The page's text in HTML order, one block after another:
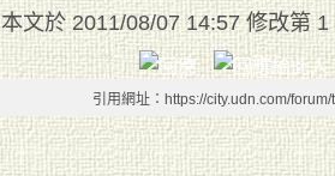
本文於2011/08/07 14:57 修改第 1
引用網址：https://city.udn.com/